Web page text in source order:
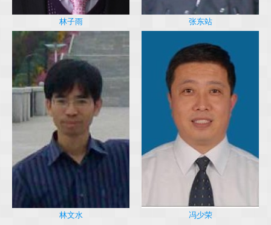
林子雨 张东站
林文水 冯少荣